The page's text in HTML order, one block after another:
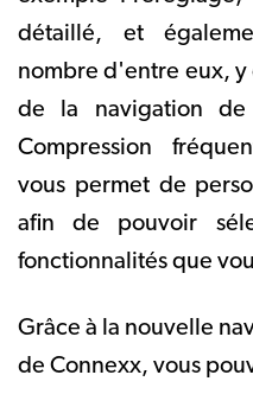
détaillé, et
nombre d'entre eux, y
de la navigation
Compression
vous permet de
afin de pouvoir
fonctionnalités que
Grâce à la nouvelle
de Connexx, vous